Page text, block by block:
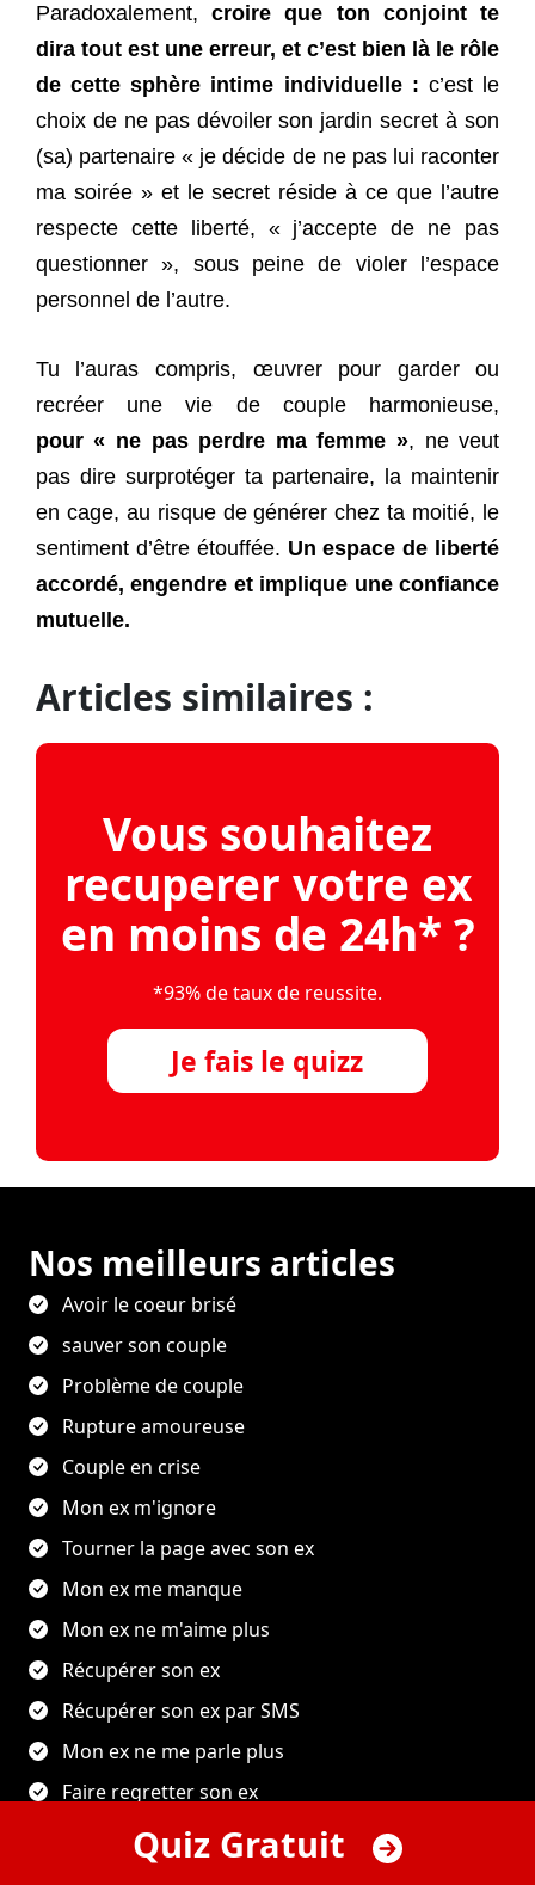
Paradoxalement,croire que ton conjoint te
dira tout est une erreur, et c’est bien là le rôle
de cette sphère intime individuelle : c’est le
choix de ne pas dévoiler son jardin secret à son
(sa) partenaire « je décide de ne pas lui raconter
ma soirée » et le secret réside à ce que l’autre
respecte cette liberté, « j’accepte de ne pas
questionner », sous peine de violer l’espace
personnel de l’autre.
Tu l’auras compris, œuvrer pour garder ou
recréer une vie de couple harmonieuse,
pour « ne pas perdre ma femme », ne veut
pas dire surprotéger ta partenaire, la maintenir
en cage, au risque de générer chez ta moitié, le
sentiment d’être étouffée. Un espace de liberté
accordé, engendre et implique une confiance
mutuelle.
Articles similaires :
Vous souhaitez
recuperer votre ex
en moins de 24h* ?
*93% de taux de reussite.
Je fais le quizz
Nos meilleurs articles
Avoir le coeur brisé
sauver son couple
Problème de couple
Rupture amoureuse
Couple en crise
Mon ex m'ignore
Tourner la page avec son ex
Mon ex me manque
Mon ex ne m'aime plus
Récupérer son ex
Récupérer son ex par SMS
Mon ex ne me parle plus
Faire regretter son ex
Se faire pardonner par sa femme
Quiz Gratuit